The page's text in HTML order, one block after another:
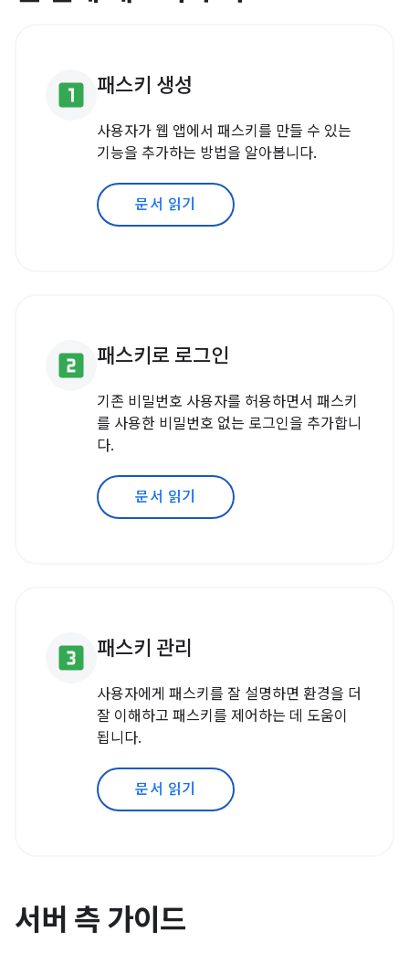
looks_one 패스키 생성
사용자가 웹 앱에서 패스키를 만들 수 있는
기능을 추가하는 방법을 알아봅니다.
문서 읽기
looks_two 패스키로 로그인
기존 비밀번호 사용자를 허용하면서 패스키
를 사용한 비밀번호 없는 로그인을 추가합니
다.
문서 읽기
looks_3 패스키 관리
사용자에게 패스키를 잘 설명하면 환경을 더
잘 이해하고 패스키를 제어하는 데 도움이
됩니다.
문서 읽기
서버 측 가이드